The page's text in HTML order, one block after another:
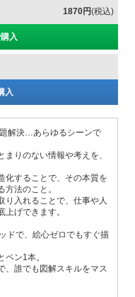
1870円(税込)
入
入
解決…あらゆるシーンで
まりのない情報や考えを、
化することで、その本質を
法のこと。
り入れることで、仕事や人
げできます。
で、絵心ゼロでもすぐ描
ペン1本。
、誰でも図解スキルをマス